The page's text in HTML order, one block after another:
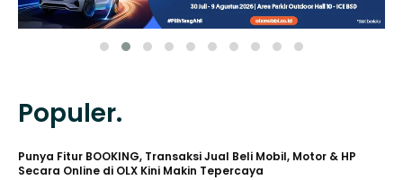
Populer.
Punya Fitur BOOKING, Transaksi Jual Beli Mobil, Motor & HP
Secara Online di OLX Kini Makin Tepercaya